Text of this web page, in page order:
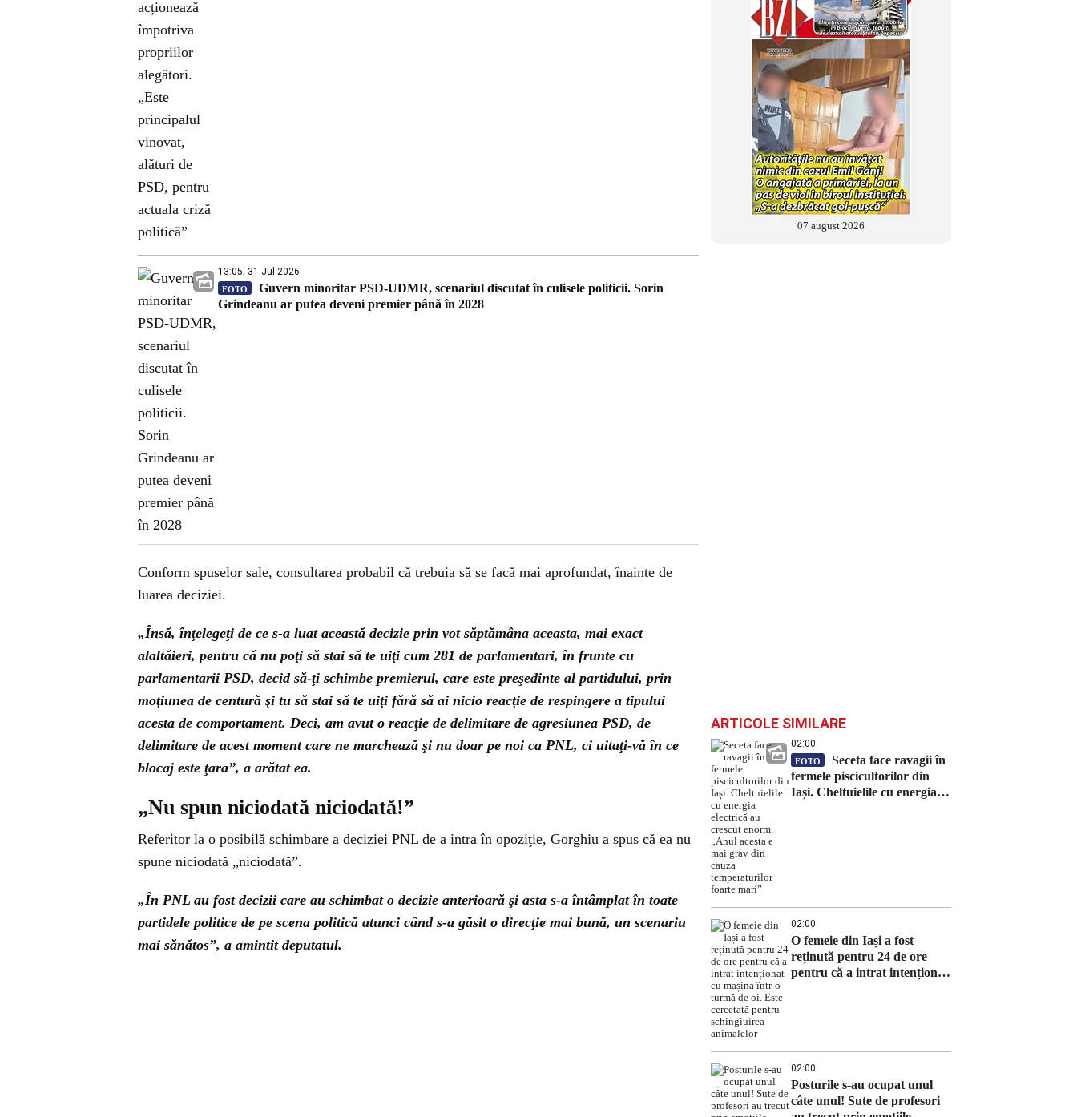
13:05, 31 Jul 2026
FOTO
Guvern minoritar PSD-UDMR, scenariul discutat în culisele politicii. Sorin
Grindeanu ar putea deveni premier până în 2028
Conform spuselor sale, consultarea probabil că trebuia să se facă mai aprofundat, înainte de
luarea deciziei.
„Însă, înţelegeţi de ce s-a luat această decizie prin vot săptămâna aceasta, mai exact
alaltăieri, pentru că nu poţi să stai să te uiţi cum 281 de parlamentari, în frunte cu
parlamentarii PSD, decid să-ţi schimbe premierul, care este preşedinte al partidului, prin
moţiunea de centură şi tu să stai să te uiţi fără să ai nicio reacţie de respingere a tipului
acesta de comportament. Deci, am avut o reacţie de delimitare de agresiunea PSD, de
delimitare de acest moment care ne marchează şi nu doar pe noi ca PNL, ci uitaţi-vă în ce
blocaj este ţara”, a arătat ea.
„Nu spun niciodată niciodată!”
Referitor la o posibilă schimbare a deciziei PNL de a intra în opoziţie, Gorghiu a spus că ea nu
spune niciodată „niciodată”.
„În PNL au fost decizii care au schimbat o decizie anterioară şi asta s-a întâmplat în toate
partidele politice de pe scena politică atunci când s-a găsit o direcţie mai bună, un scenariu
mai sănătos”, a amintit deputatul.
07 august 2026
ARTICOLE SIMILARE
02:00
FOTO
Seceta face ravagii în
fermele piscicultorilor din
Iași. Cheltuielile cu energia
02:00
O femeie din Iași a fost
reținută pentru 24 de ore
pentru că a intrat intenționat
02:00
Posturile s-au ocupat unul
câte unul! Sute de profesori